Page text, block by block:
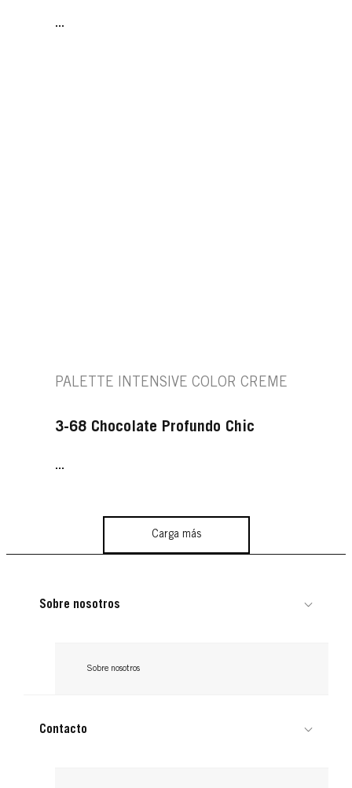
...
PALETTE INTENSIVE COLOR CREME
3-68 Chocolate Profundo Chic
...
Carga más
Sobre nosotros
Sobre nosotros
Contacto